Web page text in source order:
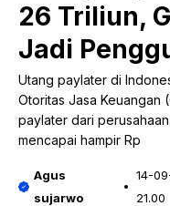
26 Triliun,
Jadi
Utang paylater di
Otoritas Jasa Keuangan
paylater dari
mencapai hampir Rp
Agus
sujarwo
14-
21.00